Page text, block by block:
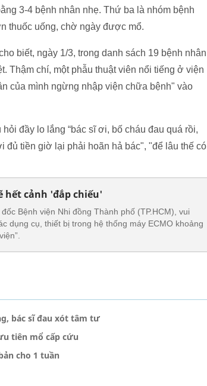
3-4 bệnh nhân nhẹ. Thứ ba là nhóm bệnh
thuốc uống, chờ ngày được mổ.
biết, ngày 1/3, trong danh sách 19 bệnh nhân
chí, một phẫu thuật viên nổi tiếng ở viện
của mình ngừng nhập viện chữa bệnh" vào
đầy lo lắng “bác sĩ ơi, bố cháu đau quá rồi,
tiền giờ lại phải hoãn hả bác", "để lâu thế có
hết cảnh 'đắp chiếu'
Bệnh viện Nhi đồng Thành phố (TP.HCM), vui
dụng cụ, thiết bị trong hệ thống máy ECMO khoảng
bác sĩ đau xót tâm tư
tiên mổ cấp cứu
cho 1 tuần